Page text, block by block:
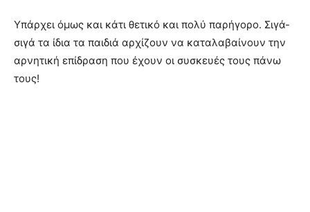
Υπάρχει όμως και κάτι θετικό και πολύ παρήγορο. Σιγά-
σιγά τα ίδια τα παιδιά αρχίζουν να καταλαβαίνουν την
αρνητική επίδραση που έχουν οι συσκευές τους πάνω
τους!